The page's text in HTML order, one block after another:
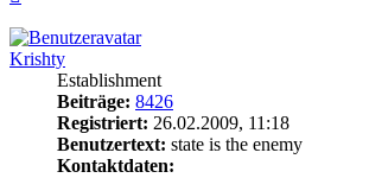
Krishty
Establishment
Beiträge: 8426
Registriert: 26.02.2009, 11:18
Benutzertext: state is the enemy
Kontaktdaten: